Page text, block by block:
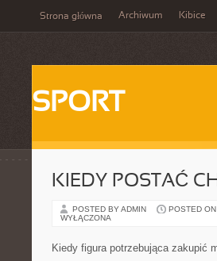
Strona główna Archiwum Kibice
SPORT
KIEDY POSTAĆ
POSTED BY ADMIN POSTED
WYŁĄCZONA
Kiedy figura potrzebująca zakupić